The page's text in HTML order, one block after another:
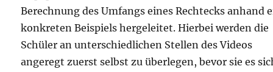
Berechnung des Umfangs eines Rechtecks anhand
konkreten Beispiels hergeleitet. Hierbei werden die
Schüler an unterschiedlichen Stellen des Videos
angeregt zuerst selbst zu überlegen, bevor sie es